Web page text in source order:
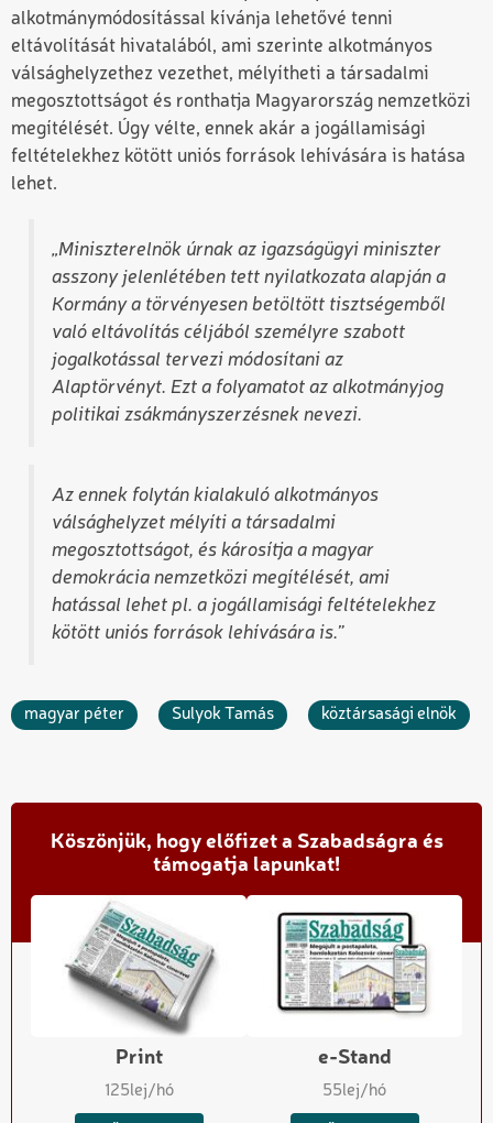
alkotmánymódosítással kívánja lehetővé tenni
eltávolítását hivatalából, ami szerinte alkotmányos
válsághelyzethez vezethet, mélyítheti a társadalmi
megosztottságot és ronthatja Magyarország nemzetközi
megítélését. Úgy vélte, ennek akár a jogállamisági
feltételekhez kötött uniós források lehívására is hatása
lehet.
„Miniszterelnök úrnak az igazságügyi miniszter
asszony jelenlétében tett nyilatkozata alapján a
Kormány a törvényesen betöltött tisztségemből
való eltávolítás céljából személyre szabott
jogalkotással tervezi módosítani az
Alaptörvényt. Ezt a folyamatot az alkotmányjog
politikai zsákmányszerzésnek nevezi.
Az ennek folytán kialakuló alkotmányos
válsághelyzet mélyíti a társadalmi
megosztottságot, és károsítja a magyar
demokrácia nemzetközi megítélését, ami
hatással lehet pl. a jogállamisági feltételekhez
kötött uniós források lehívására is.”
magyar péter Sulyok Tamás köztársasági elnök
Köszönjük, hogy előfizet a Szabadságra és
támogatja lapunkat!
Print
125lej/hó
e-Stand
55lej/hó